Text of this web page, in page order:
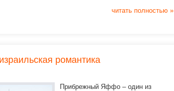
читать полностью »
романтика
Прибрежный Яффо – один из